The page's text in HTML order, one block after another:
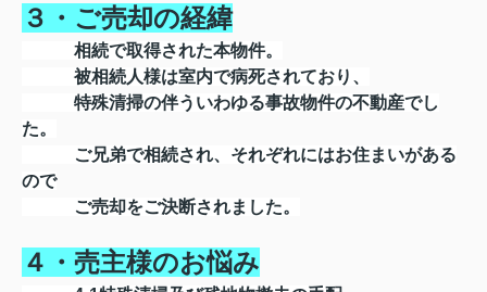
３・ご売却の経緯
相続で取得された本物件。
被相続人様は室内で病死されており、
特殊清掃の伴ういわゆる事故物件の不動産でし
た。
ご兄弟で相続され、それぞれにはお住まいがある
ので
ご売却をご決断されました。
４・売主様のお悩み